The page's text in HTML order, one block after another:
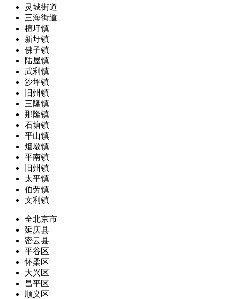
灵城街道
三海街道
檀圩镇
新圩镇
佛子镇
陆屋镇
武利镇
沙坪镇
旧州镇
三隆镇
那隆镇
石塘镇
平山镇
烟墩镇
平南镇
旧州镇
太平镇
伯劳镇
文利镇
全北京市
延庆县
密云县
平谷区
怀柔区
大兴区
昌平区
顺义区